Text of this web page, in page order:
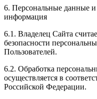
6. Персональные данные
информация
6.1. Владелец Сайта
безопасности
Пользователей.
6.2. Обработка
осуществляется в
Российской Федерации.